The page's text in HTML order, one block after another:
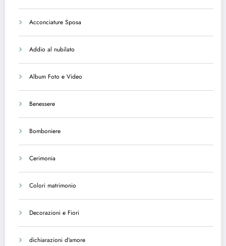
Acconciature Sposa
Addio al nubilato
Album Foto e Video
Benessere
Bomboniere
Cerimonia
Colori matrimonio
Decorazioni e Fiori
dichiarazioni d'amore